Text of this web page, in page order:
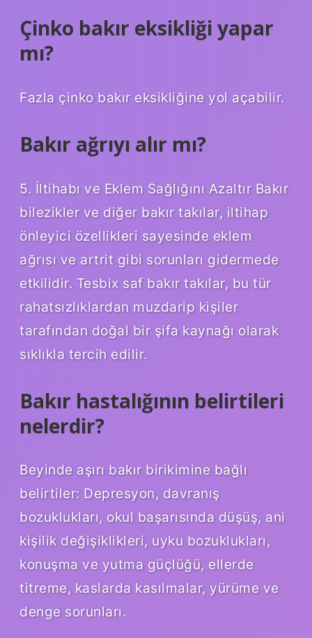
Çinko bakır eksikliği yapar
mı?
Fazla çinko bakır eksikliğine yol açabilir.
Bakır ağrıyı alır mı?
5. İltihabı ve Eklem Sağlığını Azaltır Bakır
bilezikler ve diğer bakır takılar, iltihap
önleyici özellikleri sayesinde eklem
ağrısı ve artrit gibi sorunları gidermede
etkilidir. Tesbix saf bakır takılar, bu tür
rahatsızlıklardan muzdarip kişiler
tarafından doğal bir şifa kaynağı olarak
sıklıkla tercih edilir.
Bakır hastalığının belirtileri
nelerdir?
Beyinde aşırı bakır birikimine bağlı
belirtiler: Depresyon, davranış
bozuklukları, okul başarısında düşüş, ani
kişilik değişiklikleri, uyku bozuklukları,
konuşma ve yutma güçlüğü, ellerde
titreme, kaslarda kasılmalar, yürüme ve
denge sorunları.